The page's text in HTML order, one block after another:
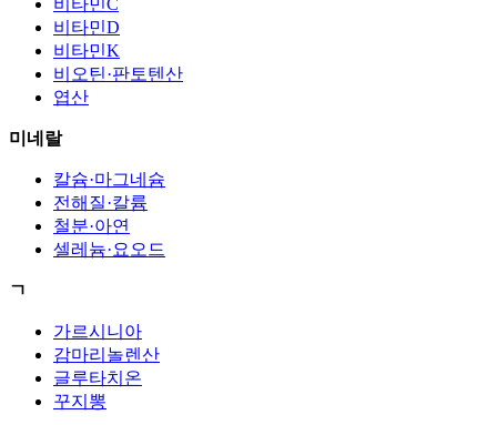
비타민D
비타민K
비오틴·판토텐산
엽산
미네랄
칼슘·마그네슘
전해질·칼륨
철분·아연
셀레늄·요오드
ㄱ
가르시니아
감마리놀렌산
글루타치온
꾸지뽕